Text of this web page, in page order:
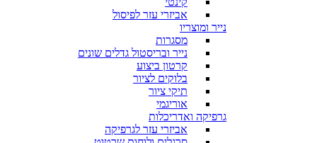
אביזרי עזר לפיסול
נייר ומוצריו
מסגרות
נייר ובריסטול גדלים שונים
קרטון ביצוע
בלוקים לציור
תיקי ציור
אוריגמי
גרפיקה ואדריכלות
אביזרי עזר לגרפיקה